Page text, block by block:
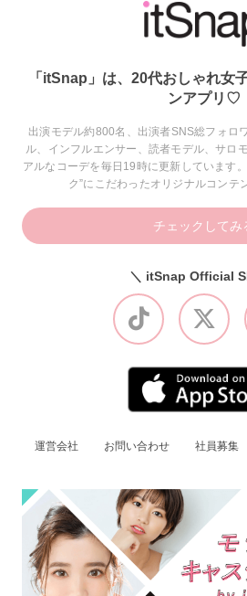
「itSnap」は、20代おしゃれ女
ンアプリ♡
出演モデル約800名、出演者SNS総フォロ
ル、インフルエンサー、読者モデル、サロ
アルなコーデを毎日19時に更新しています
ク”にこだわったオリジナルコンテ
チェックしてみ
＼ itSnap Official
運営会社 お問い合わせ 社員募集